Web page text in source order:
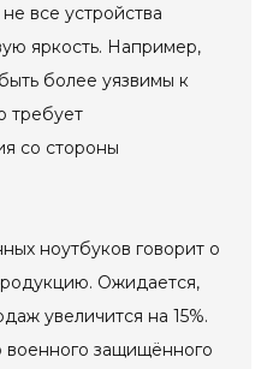
все устройства
яркость. Например,
более уязвимы к
требует
со стороны
ноутбуков говорит о
Ожидается,
увеличится на 15%.
защищённого